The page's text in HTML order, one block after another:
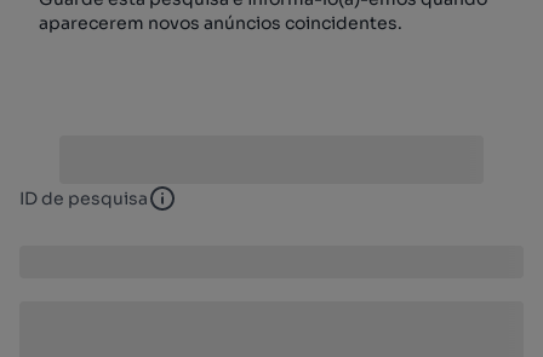
aparecerem novos anúncios coincidentes.
ID de pesquisa ID de pesquisa